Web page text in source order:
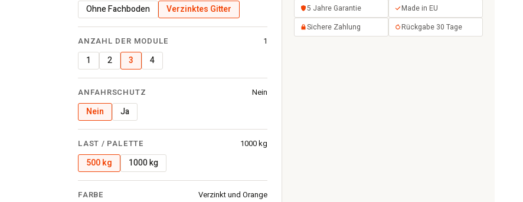
Ohne Fachboden Verzinktes Gitter
ANZAHL DER MODULE 1
1 2 3 4
ANFAHRSCHUTZ Nein
Nein Ja
LAST / PALETTE 1000 kg
500 kg 1000 kg
FARBE Verzinkt und Orange
5 Jahre Garantie
Made in EU
Sichere Zahlung
Rückgabe 30 Tage